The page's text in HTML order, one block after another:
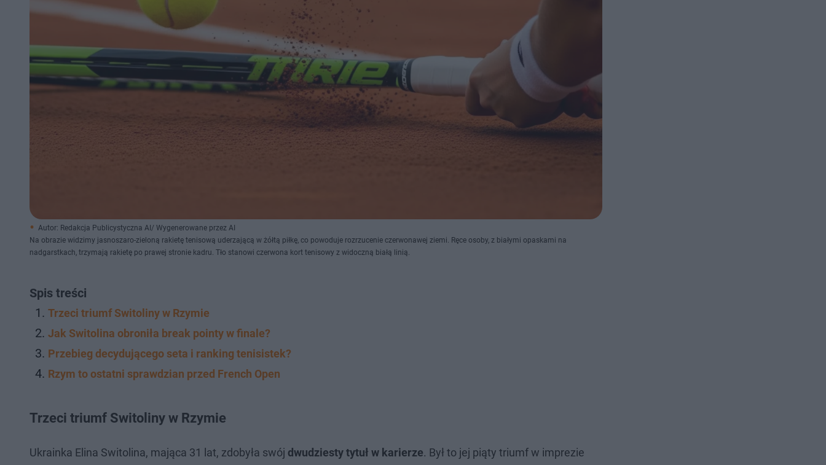
Autor: Redakcja Publicystyczna AI/ Wygenerowane przez AI
Na obrazie widzimy jasnoszaro-zieloną rakietę tenisową uderzającą w żółtą piłkę, co powoduje rozrzucenie czerwonawej ziemi. Ręce osoby, z białymi opaskami na
nadgarstkach, trzymają rakietę po prawej stronie kadru. Tło stanowi czerwona kort tenisowy z widoczną białą linią.
Spis treści
Trzeci triumf Switoliny w Rzymie
Jak Switolina obroniła break pointy w finale?
Przebieg decydującego seta i ranking tenisistek?
Rzym to ostatni sprawdzian przed French Open
Trzeci triumf Switoliny w Rzymie
Ukrainka Elina Switolina, mająca 31 lat, zdobyła swój dwudziesty tytuł w karierze. Był to jej piąty triumf w imprezie